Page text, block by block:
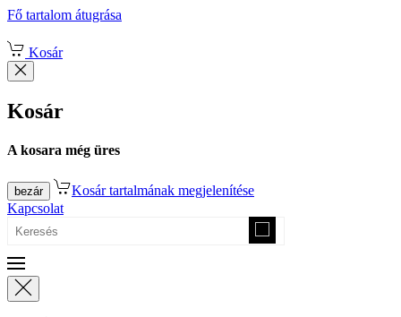
Fő tartalom átugrása
Kosár
Kosár
A kosara még üres
bezár
Kosár tartalmának megjelenítése
Kapcsolat